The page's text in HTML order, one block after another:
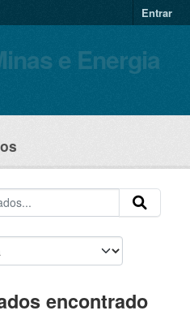
Entrar
e Energia
encontrado